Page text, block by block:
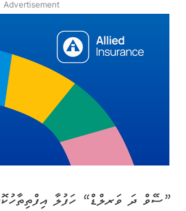
Advertisement
”ސޭވް ދަ ވަރލްޑް“ ހަފުލާ